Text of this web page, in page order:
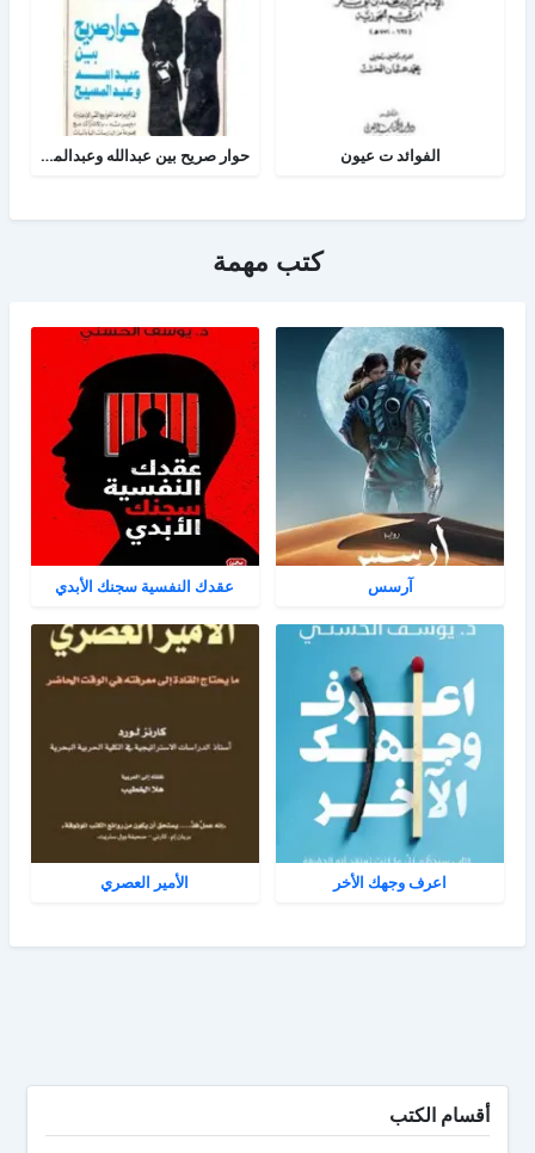
الفوائد ت عيون حوار صريح بين عبدالله وعبدالمسيح
كتب مهمة
آرسس عقدك النفسية سجنك الأبدي
اعرف وجهك الأخر الأمير العصري
أقسام الكتب